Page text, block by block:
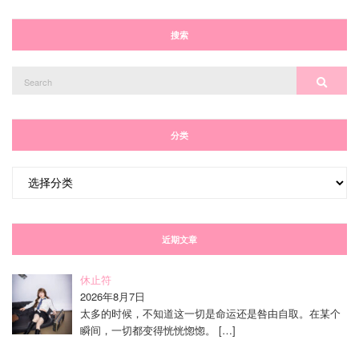
搜索
for:
分类
近期文章
休止符
2026年8月7日
太多的时候，不知道这一切是命运还是咎由自取。在某个
瞬间，一切都变得恍恍惚惚。 […]